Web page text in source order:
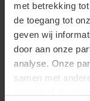
met betrekking
de toegang tot
geven wij
door aan onze
analyse. Onze
samen met
het
dan snel verder.